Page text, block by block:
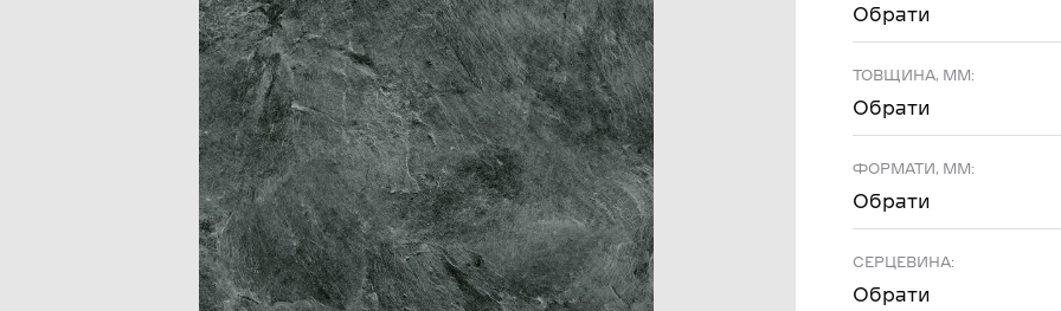
Обрати
ТОВЩИНА, ММ:
Обрати
ФОРМАТИ, ММ:
Обрати
СЕРЦЕВИНА:
Обрати